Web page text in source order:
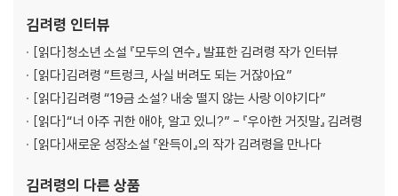
기억상실에 이르기까지, 기억의 비밀들을 아이들 눈높이에 맞춰 다
채롭
김려령 인터뷰
[읽다] 청소년 소설 『모두의 연수』 발표한 김려령 작가 인터뷰
[읽다]김려령 “트렁크, 사실 버려도 되는 거잖아요”
[읽다]김려령 “19금 소설? 내숭 떨지 않는 사랑 이야기다”
[읽다]“너 아주 귀한 애야, 알고 있니?” - 『우아한 거짓말』 김려령
[읽다]새로운 성장소설 『완득이』의 작가 김려령을 만나다
김려령의 다른 상품